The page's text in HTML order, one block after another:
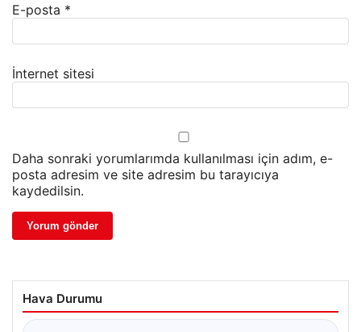
E-posta *
İnternet sitesi
Daha sonraki yorumlarımda kullanılması için adım, e-
posta adresim ve site adresim bu tarayıcıya
kaydedilsin.
Hava Durumu